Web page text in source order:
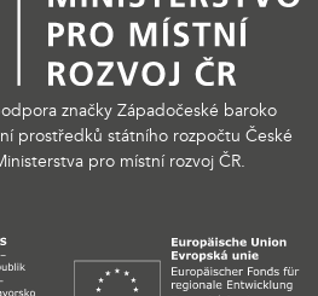
značky Západočeské baroko
prostředků státního rozpočtu České
pro místní rozvoj ČR.